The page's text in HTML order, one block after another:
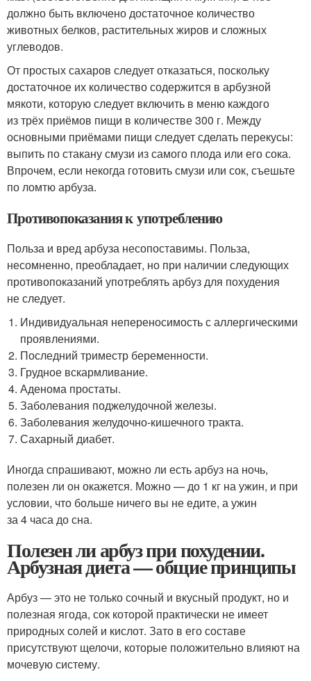
должно быть включено достаточное количество
животных белков, растительных жиров и сложных
углеводов.
От простых сахаров следует отказаться, поскольку
достаточное их количество содержится в арбузной
мякоти, которую следует включить в меню каждого
из трёх приёмов пищи в количестве 300 г. Между
основными приёмами пищи следует сделать перекусы:
выпить по стакану смузи из самого плода или его сока.
Впрочем, если некогда готовить смузи или сок, съешьте
по ломтю арбуза.
Противопоказания к употреблению
Польза и вред арбуза несопоставимы. Польза,
несомненно, преобладает, но при наличии следующих
противопоказаний употреблять арбуз для похудения
не следует.
Индивидуальная непереносимость с аллергическими
проявлениями.
Последний триместр беременности.
Грудное вскармливание.
Аденома простаты.
Заболевания поджелудочной железы.
Заболевания желудочно-кишечного тракта.
Сахарный диабет.
Иногда спрашивают, можно ли есть арбуз на ночь,
полезен ли он окажется. Можно — до 1 кг на ужин, и при
условии, что больше ничего вы не едите, а ужин
за 4 часа до сна.
Полезен ли арбуз при похудении.
Арбузная диета — общие принципы
Арбуз — это не только сочный и вкусный продукт, но и
полезная ягода, сок которой практически не имеет
природных солей и кислот. Зато в его составе
присутствуют щелочи, которые положительно влияют на
мочевую систему.